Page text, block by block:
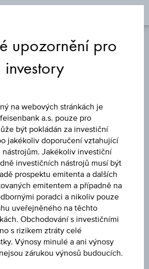
CERTIFIKÁT
AGRANA
AG
informace jsou určeny čistě pro
produkt ve svém portfoliu. Tyto údaje
ani jako nabídka k nákupu těchto
cenných papírů.
upozornění pro
investory
na webových stránkách je
a.s. pouze pro
být pokládán za investiční
jakékoliv doporučení vztahující
Jakékoliv investiční
investičních nástrojů musí být
prospektu emitenta a dalších
emitentem a případně na
poradci a nikoliv pouze
uveřejněného na těchto
Obchodování s investičními
s rizikem ztráty celé
Výnosy minulé a ani výnosy
zárukou výnosů budoucích.